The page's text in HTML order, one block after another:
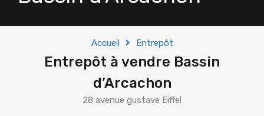
Accueil Entrepôt
Entrepôt à vendre Bassin
d’Arcachon
28 avenue gustave Eiffel